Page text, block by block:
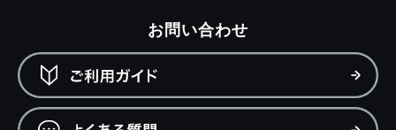
お問い合わせ